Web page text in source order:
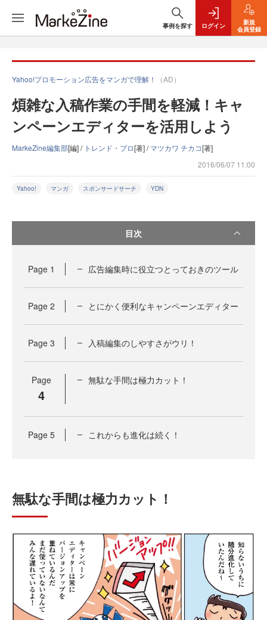
事例を探す ログイン
新規
会員登録
Yahoo!プロモーション広告をマンガで理解！ （AD）
煩雑な入稿作業の手間を軽減！キャ
ンペーンエディターを活用しよう
MarkeZine編集部[編] / トレンド・プロ[著] /マツカワ チカコ[著]
2016/06/07 11:00
Yahoo! マンガ スポンサードサーチ YDN
目次
Page 1 広告編集時に役立つとっておきのツール
Page 2 とにかく便利なキャンペーンエディター
Page 3 入稿編集のしやすさがウリ！
Page
4
無駄な手間は極力カット！
Page 5 これからも進化は続く！
無駄な手間は極力カット！